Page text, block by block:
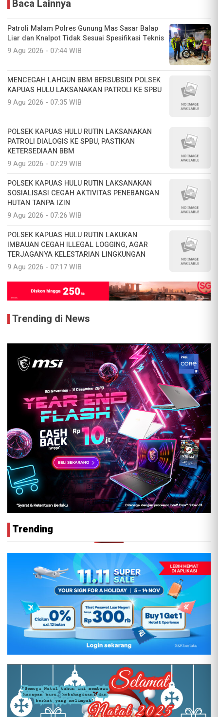
Baca Lainnya
Patroli Malam Polres Gunung Mas Sasar Balap
Liar dan Knalpot Tidak Sesuai Spesifikasi Teknis
9 Agu 2026 - 07:44 WIB
MENCEGAH LAHGUN BBM BERSUBSIDI POLSEK
KAPUAS HULU LAKSANAKAN PATROLI KE SPBU
9 Agu 2026 - 07:35 WIB
POLSEK KAPUAS HULU RUTIN LAKSANAKAN
PATROLI DIALOGIS KE SPBU, PASTIKAN
KETERSEDIAAN BBM
9 Agu 2026 - 07:29 WIB
POLSEK KAPUAS HULU RUTIN LAKSANAKAN
SOSIALISASI CEGAH AKTIVITAS PENEBANGAN
HUTAN TANPA IZIN
9 Agu 2026 - 07:26 WIB
POLSEK KAPUAS HULU RUTIN LAKUKAN
IMBAUAN CEGAH ILLEGAL LOGGING, AGAR
TERJAGANYA KELESTARIAN LINGKUNGAN
9 Agu 2026 - 07:17 WIB
Trending di News
Trending